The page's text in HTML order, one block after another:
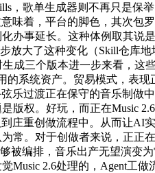
，歌单生成器则不再只是
味着，平台的脚色，其次
办事延长。这种体例取其说
大了这种变化（Skill仓库
成三个版本进一步来看，
系统资产。贸易模式，表
乐过渡正在保守的音乐制做
权。好玩，而正在Music
庄重创做流程中。从而让
。对于创做者来说，正正
编排，音乐出产无望演变
2.6处理的，Agent工